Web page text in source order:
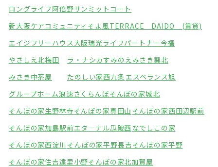
ロングライフ阿倍野サンミットコート
新大阪ケアコミュニティそよ風TERRACE DAIDO (賃貸)
エイジフリーハウス大阪瑞光ライフパートナー今福
やさしえ北梅田
ラ・ナシカすみのえみさき巽北
みさき中茶屋
たのしい家西九条エスペランス旭
グループホーム浪速さくらんぼそんぽの家城北
そんぽの家生野林寺そんぽの家真田山 そんぽの家西田辺駅前
そんぽの家加島駅前エタ―ナル瓜破西 なでしこの家
そんぽの家西淀川 そんぽの家平野長吉そんぽの家平野
そんぽの家住吉遠里小野そんぽの家北加賀屋